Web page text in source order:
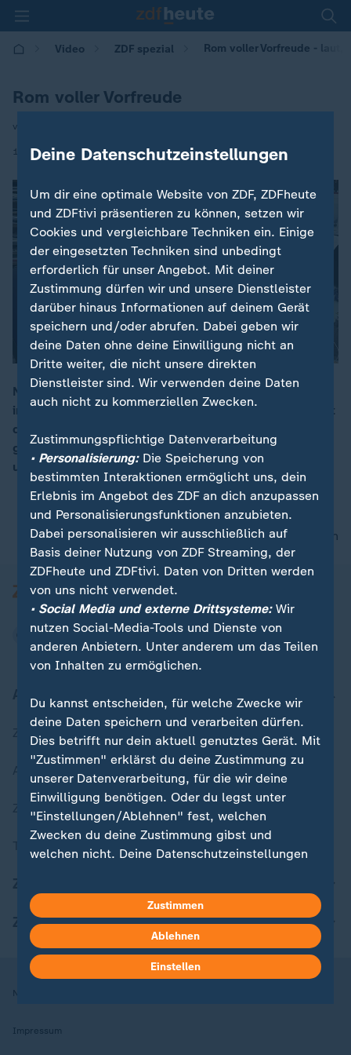
Video ZDF spezial Rom voller Vorfreude -
Rom voller Vorfreude
von Barbara Lueg
18.05.2025 | 09:30
Nach dem Tod von Papst Franziskus wirkte Rom
irgendwie trist. Aber seit der Wahl von Leo XIV. scheint
die Ewige Stadt wie ausgewechselt. Oder besser
gesagt: wie man sie sonst kennt: laut, voll, verrückt -
und glücklich.
nach oben
Aktuell bei ZDFheute
Zuletzt veröffentlicht
Aktuelle Sendungs-Videos
ZDFheute Stories
Themen im Überblick
ZDFheute Apps
Nutzungsbedingungen
Impressum
Deine Datenschutzeinstellungen
Um dir eine optimale Website von ZDF, ZDFheute
und ZDFtivi präsentieren zu können, setzen wir
Cookies und vergleichbare Techniken ein. Einige
der eingesetzten Techniken sind unbedingt
erforderlich für unser Angebot. Mit deiner
Zustimmung dürfen wir und unsere Dienstleister
darüber hinaus Informationen auf deinem Gerät
speichern und/oder abrufen. Dabei geben wir
deine Daten ohne deine Einwilligung nicht an
Dritte weiter, die nicht unsere direkten
Dienstleister sind. Wir verwenden deine Daten
auch nicht zu kommerziellen Zwecken.
Zustimmungspflichtige Datenverarbeitung
• Personalisierung:Die Speicherung von
bestimmten Interaktionen ermöglicht uns, dein
Erlebnis im Angebot des ZDF an dich anzupassen
und Personalisierungsfunktionen anzubieten.
Dabei personalisieren wir ausschließlich auf
Basis deiner Nutzung von ZDF Streaming, der
ZDFheute und ZDFtivi. Daten von Dritten werden
von uns nicht verwendet.
• Social Media und externe Drittsysteme:Wir
nutzen Social-Media-Tools und Dienste von
anderen Anbietern. Unter anderem um das Teilen
von Inhalten zu ermöglichen.
Du kannst entscheiden, für welche Zwecke wir
deine Daten speichern und verarbeiten dürfen.
Dies betrifft nur dein aktuell genutztes Gerät. Mit
"Zustimmen" erklärst du deine Zustimmung zu
unserer Datenverarbeitung, für die wir deine
Einwilligung benötigen. Oder du legst unter
"Einstellungen/Ablehnen" fest, welchen
Zwecken du deine Zustimmung gibst und
welchen nicht. Deine Datenschutzeinstellungen
in deinen Einstellungen widerrufen oder ändern.
Hier findest du das Impressum.
Weitere Informationen findest du in unserer
Datenschutzerklärung.
Zustimmen
Ablehnen
Einstellen